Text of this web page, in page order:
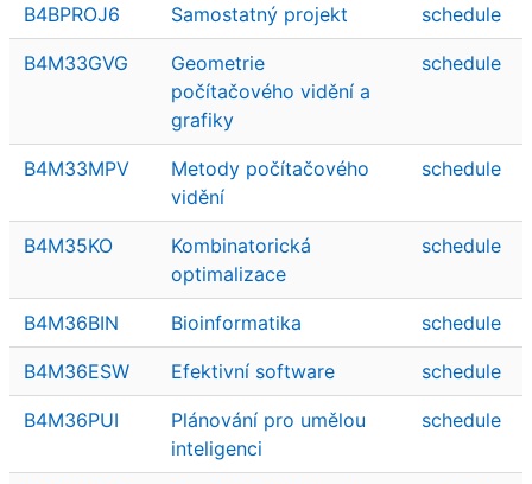
B4BPROJ6 Samostatný projekt schedule
B4M33GVG
Geometrie
počítačového vidění a
grafiky
schedule
B4M33MPV
Metody počítačového
vidění
schedule
B4M35KO
Kombinatorická
optimalizace
schedule
B4M36BIN Bioinformatika schedule
B4M36ESW Efektivní software schedule
B4M36PUI
Plánování pro umělou
inteligenci
schedule